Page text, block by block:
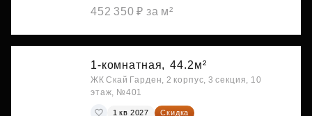
452 350 ₽ за м²
1-комнатная, 44.2м²
ЖК Скай Гарден, 2 корпус, 3 секция, 10
этаж, №401
1 кв 2027
Скидка